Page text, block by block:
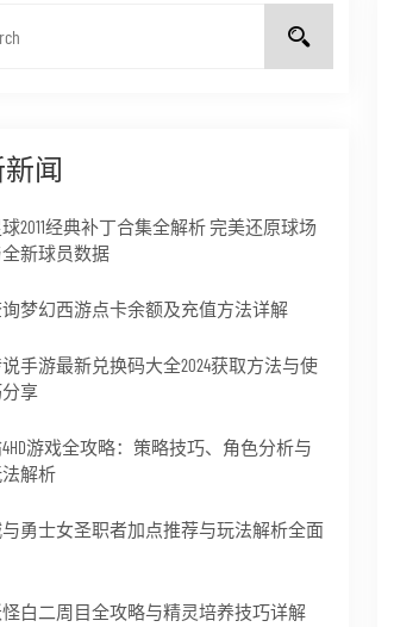
闻
2011经典补丁合集全解析 完美还原球场
新球员数据
梦幻西游点卡余额及充值方法详解
手游最新兑换码大全2024获取方法与使
享
游戏全攻略：策略技巧、角色分析与
解析
勇士女圣职者加点推荐与玩法解析全面
白二周目全攻略与精灵培养技巧详解